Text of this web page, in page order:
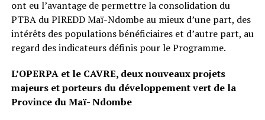
ont eu l’avantage de permettre la consolidation du
PTBA du PIREDD Maï-Ndombe au mieux d’une part, des
intérêts des populations bénéficiaires et d’autre part, au
regard des indicateurs définis pour le Programme.
L’OPERPA et le CAVRE, deux nouveaux projets
majeurs et porteurs du développement vert de la
Province du Maï- Ndombe